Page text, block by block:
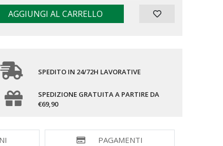
AGGIUNGI AL CARRELLO
SPEDITO IN 24/72H LAVORATIVE
SPEDIZIONE GRATUITA A PARTIRE DA
€69,90
PAGAMENTI